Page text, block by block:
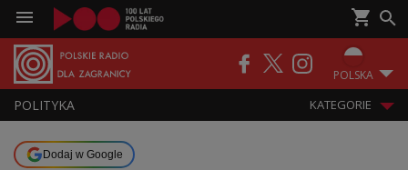
POLSKA
POLITYKA KATEGORIE
Dodaj w Google